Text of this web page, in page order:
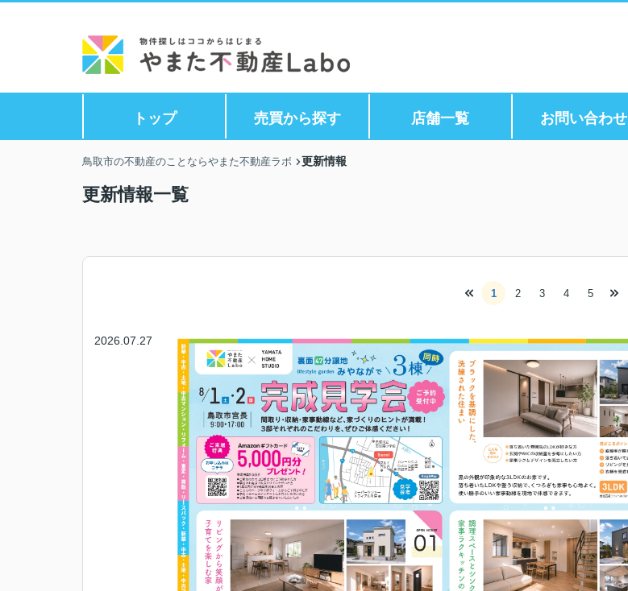
トップ 売買から探す 店舗一覧 お問い合わせ
鳥取市の不動産のことならやまた不動産ラボ 更新情報
更新情報一覧
1 2 3 4 5
2026.07.27